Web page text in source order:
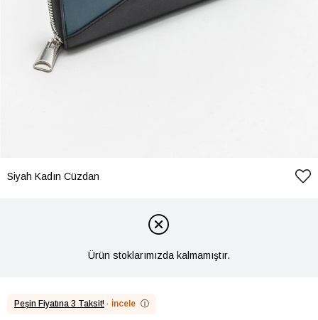
Siyah Kadın Cüzdan
Ürün stoklarımızda kalmamıştır.
Peşin Fiyatına 3 Taksit! · İncele ⓘ